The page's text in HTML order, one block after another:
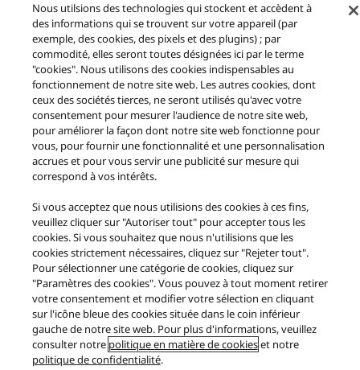
*En anglais uniquement
Privacy Policy
Assistance
Facebook X (ex Twitter) YouTube
Instagram
Conditions d'utilisation
Nous utilsions des technologies qui stockent et accèdent à
des informations qui se trouvent sur votre appareil (par
exemple, des cookies, des pixels et des plugins) ; par
commodité, elles seront toutes désignées ici par le terme
"cookies". Nous utilisons des cookies indispensables au
fonctionnement de notre site web. Les autres cookies, dont
ceux des sociétés tierces, ne seront utilisés qu'avec votre
consentement pour mesurer l'audience de notre site web,
pour améliorer la façon dont notre site web fonctionne pour
vous, pour fournir une fonctionnalité et une personnalisation
accrues et pour vous servir une publicité sur mesure qui
correspond à vos intérêts.
Si vous acceptez que nous utilisions des cookies à ces fins,
veuillez cliquer sur "Autoriser tout" pour accepter tous les
cookies. Si vous souhaitez que nous n'utilisions que les
cookies strictement nécessaires, cliquez sur "Rejeter tout".
Pour sélectionner une catégorie de cookies, cliquez sur
"Paramètres des cookies". Vous pouvez à tout moment retirer
votre consentement et modifier votre sélection en cliquant
sur l'icône bleue des cookies située dans le coin inférieur
gauche de notre site web. Pour plus d'informations, veuillez
consulter notre politique en matière de cookieset notre
politique de confidentialité.